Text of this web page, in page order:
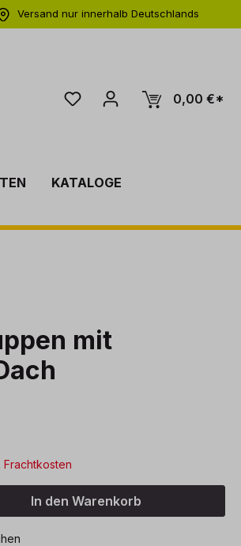
Versand nur innerhalb Deutschlands
0,00 €*
KATALOGE
mit
Frachtkosten
gewünschten Wert
In den Warenkorb